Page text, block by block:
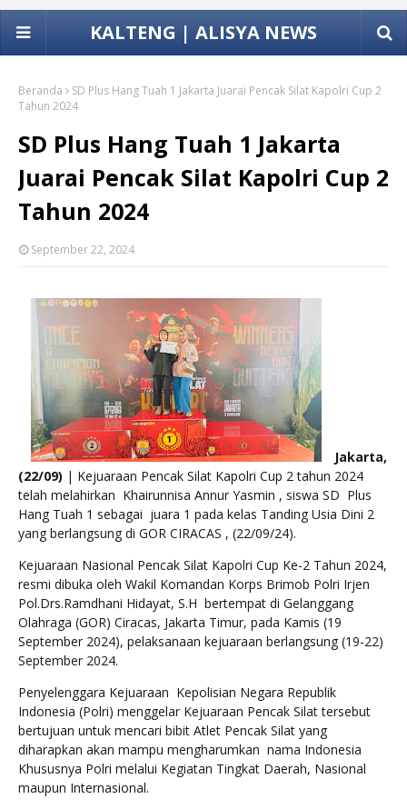
KALTENG | ALISYA NEWS
Beranda
SD Plus Hang Tuah 1 Jakarta Juarai Pencak Silat Kapolri Cup 2
Tahun 2024
SD Plus Hang Tuah 1 Jakarta
Juarai Pencak Silat Kapolri Cup 2
Tahun 2024
September 22, 2024
Jakarta,
(22/09) | Kejuaraan Pencak Silat Kapolri Cup 2 tahun 2024
telah melahirkan Khairunnisa Annur Yasmin , siswa SD Plus
Hang Tuah 1 sebagai juara 1 pada kelas Tanding Usia Dini 2
yang berlangsung di GOR CIRACAS , (22/09/24).
Kejuaraan Nasional Pencak Silat Kapolri Cup Ke-2 Tahun 2024,
resmi dibuka oleh Wakil Komandan Korps Brimob Polri Irjen
Pol.Drs.Ramdhani Hidayat, S.H bertempat di Gelanggang
Olahraga (GOR) Ciracas, Jakarta Timur, pada Kamis (19
September 2024), pelaksanaan kejuaraan berlangsung (19-22)
September 2024.
Penyelenggara Kejuaraan Kepolisian Negara Republik
Indonesia (Polri) menggelar Kejuaraan Pencak Silat tersebut
bertujuan untuk mencari bibit Atlet Pencak Silat yang
diharapkan akan mampu mengharumkan nama Indonesia
Khususnya Polri melalui Kegiatan Tingkat Daerah, Nasional
maupun Internasional.